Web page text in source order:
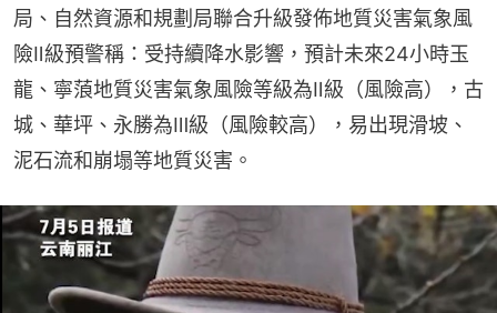
局、自然資源和規劃局聯合升級發佈地質災害氣象風
險Ⅱ級預警稱：受持續降水影響，預計未來24小時玉
龍、寧蒗地質災害氣象風險等級為Ⅱ級（風險高），古
城、華坪、永勝為Ⅲ級（風險較高），易出現滑坡、
泥石流和崩塌等地質災害。